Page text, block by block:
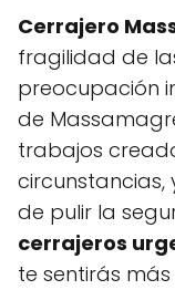
Cerrajero
fragilidad de
preocupación
de
trabajos
de pulir la
cerrajeros
te sentirás